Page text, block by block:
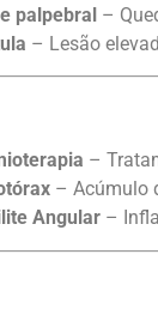
palpebral –
– Lesão
–
– Acúmulo
Angular –